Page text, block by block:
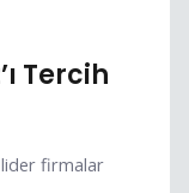
Tercih
lider firmalar